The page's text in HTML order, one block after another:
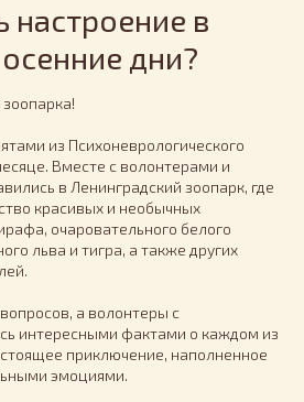
настроение в
дни?
из Психоневрологического
Вместе с волонтерами и
в Ленинградский зоопарк, где
красивых и необычных
очаровательного белого
льва и тигра, а также других
а волонтеры с
интересными фактами о каждом из
приключение, наполненное
эмоциями.